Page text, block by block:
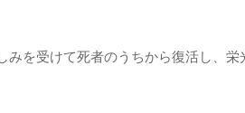
みを受けて死者のうちから復活し、栄